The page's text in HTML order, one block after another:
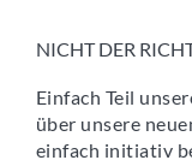
NICHT DER
Einfach Teil
über unsere
einfach initiativ